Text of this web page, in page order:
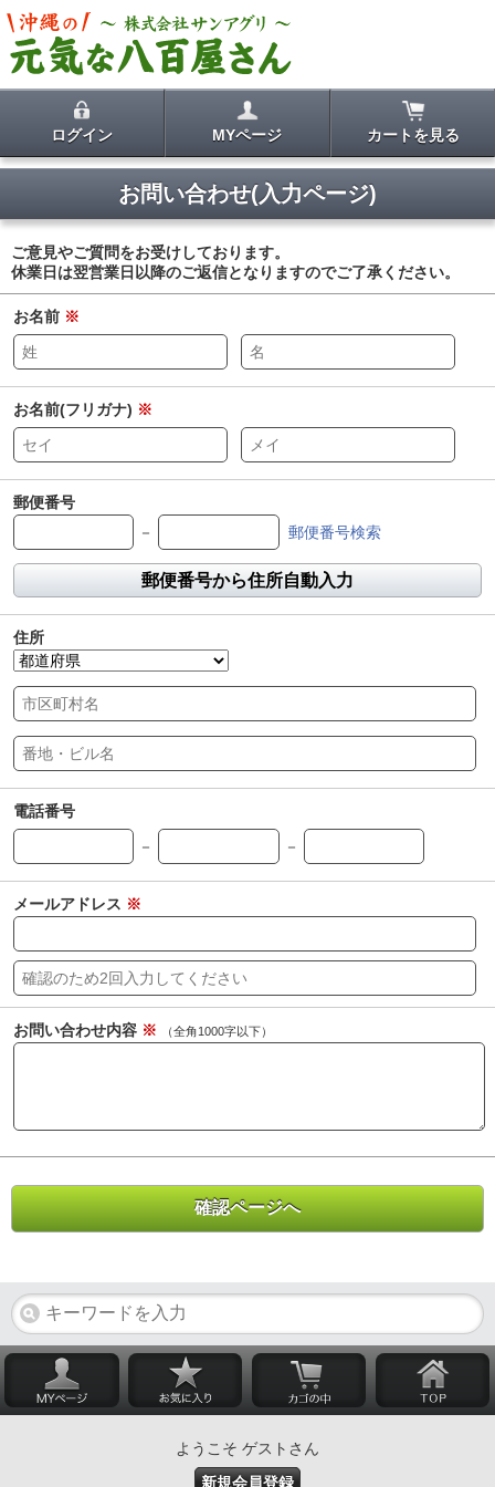
ログイン MYページ カートを見る
お問い合わせ(入力ページ)
ご意見やご質問をお受けしております。
休業日は翌営業日以降のご返信となりますのでご了承ください。
お名前 ※
お名前(フリガナ) ※
郵便番号
－
郵便番号検索
郵便番号から住所自動入力
住所
電話番号
－
－
メールアドレス ※
お問い合わせ内容 ※ （全角1000字以下）
ようこそ ゲストさん
新規会員登録